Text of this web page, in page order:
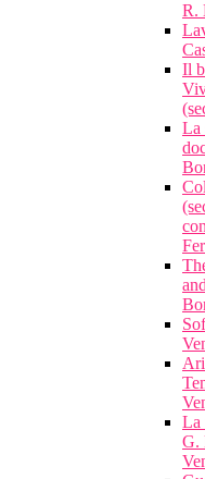
R.
Il
La
La
G.